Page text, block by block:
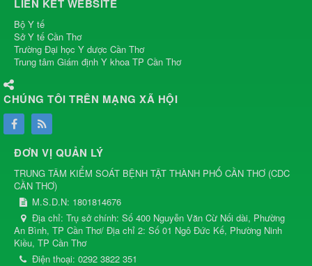
LIÊN KẾT WEBSITE
Bộ Y tế
Sở Y tế Cần Thơ
Trường Đại học Y dược Cần Thơ
Trung tâm Giám định Y khoa TP Cần Thơ
CHÚNG TÔI TRÊN MẠNG XÃ HỘI
ĐƠN VỊ QUẢN LÝ
TRUNG TÂM KIỂM SOÁT BỆNH TẬT THÀNH PHỐ CẦN THƠ (CDC
CẦN THƠ)
M.S.D.N: 1801814676
Địa chỉ: Trụ sở chính: Số 400 Nguyễn Văn Cừ Nối dài, Phường
An Bình, TP Cần Thơ/ Địa chỉ 2: Số 01 Ngô Đức Kế, Phường Ninh
Kiều, TP Cần Thơ
Điện thoại: 0292 3822 351